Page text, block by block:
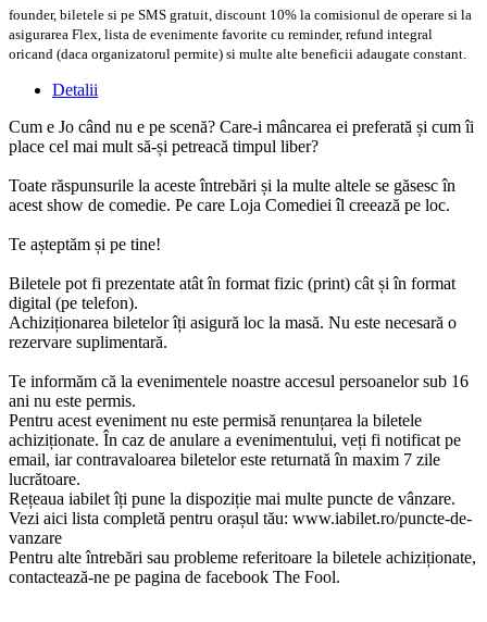
founder, biletele si pe SMS gratuit, discount 10% la comisionul de operare si la
asigurarea Flex, lista de evenimente favorite cu reminder, refund integral
oricand (daca organizatorul permite) si multe alte beneficii adaugate constant.
Detalii
Cum e Jo când nu e pe scenă? Care-i mâncarea ei preferată și cum îi
place cel mai mult să-și petreacă timpul liber?
Toate răspunsurile la aceste întrebări și la multe altele se găsesc în
acest show de comedie. Pe care Loja Comediei îl creează pe loc.
Te așteptăm și pe tine!
Biletele pot fi prezentate atât în format fizic (print) cât și în format
digital (pe telefon).
Achiziționarea biletelor îți asigură loc la masă. Nu este necesară o
rezervare suplimentară.
Te informăm că la evenimentele noastre accesul persoanelor sub 16
ani nu este permis.
Pentru acest eveniment nu este permisă renunțarea la biletele
achiziționate. În caz de anulare a evenimentului, veți fi notificat pe
email, iar contravaloarea biletelor este returnată în maxim 7 zile
lucrătoare.
Rețeaua iabilet îți pune la dispoziție mai multe puncte de vânzare.
Vezi aici lista completă pentru orașul tău: www.iabilet.ro/puncte-de-
vanzare
Pentru alte întrebări sau probleme referitoare la biletele achiziționate,
contactează-ne pe pagina de facebook The Fool.